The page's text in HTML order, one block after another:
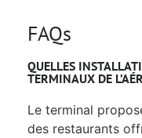
FAQs
QUELLES
TERMINAUX DE
Le terminal
des restaurants